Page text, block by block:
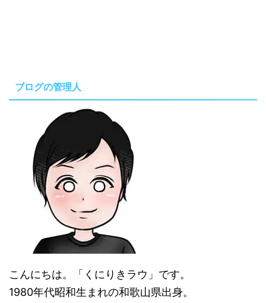
ブログの管理人
こんにちは。「くにりきラウ」です。
1980年代昭和生まれの和歌山県出身。